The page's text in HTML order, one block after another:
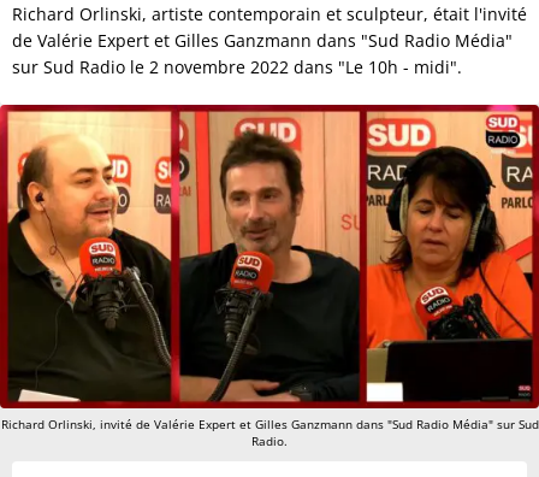
Richard Orlinski, artiste contemporain et sculpteur, était l'invité
de Valérie Expert et Gilles Ganzmann dans "Sud Radio Média"
sur Sud Radio le 2 novembre 2022 dans "Le 10h - midi".
Richard Orlinski, invité de Valérie Expert et Gilles Ganzmann dans "Sud Radio Média" sur Sud
Radio.